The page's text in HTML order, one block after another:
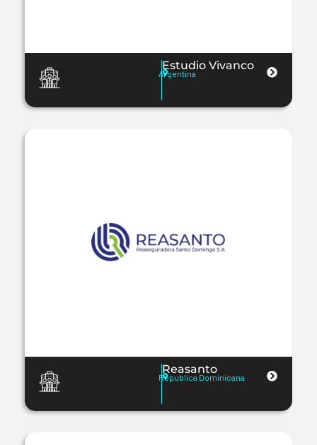
Estudio Vivanco
Argentina
Reasanto
Republica Dominicana